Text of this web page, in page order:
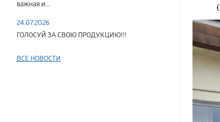
важная и...
24.07.2026
ГОЛОСУЙ ЗА СВОЮ ПРОДУКЦИЮ!!!
ВСЕ НОВОСТИ